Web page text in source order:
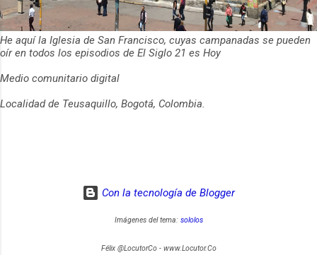
He aquí la Iglesia de San Francisco, cuyas campanadas se pueden
oír en todos los episodios de El Siglo 21 es Hoy
Medio comunitario digital
Localidad de Teusaquillo, Bogotá, Colombia.
Con la tecnología de Blogger
Imágenes del tema: sololos
Félix @LocutorCo - www.Locutor.Co